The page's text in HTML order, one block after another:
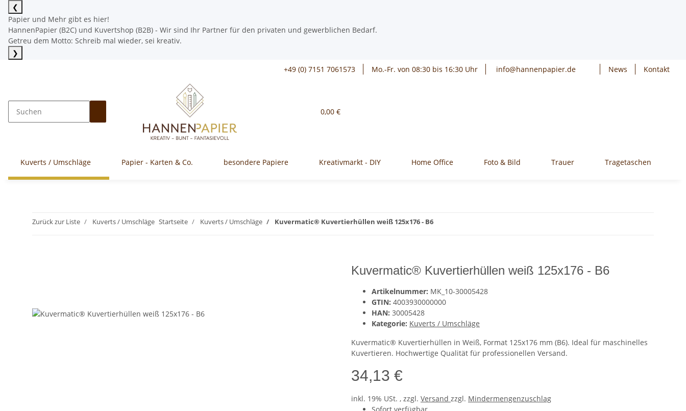
❮
Papier und Mehr gibt es hier!
HannenPapier (B2C) und Kuvertshop (B2B) - Wir sind Ihr Partner für den privaten und gewerblichen Bedarf.
Getreu dem Motto: Schreib mal wieder, sei kreativ.
❯
News
Kontakt
+49 (0) 7151 7061573 Mo.-Fr. von 08:30 bis 16:30 Uhr info@hannenpapier.de
0,00 €
Kuverts / Umschläge Papier - Karten & Co. besondere Papiere Kreativmarkt - DIY Home Office Foto & Bild Trauer Tragetaschen
Zurück zur Liste Kuverts / Umschläge Startseite Kuverts / Umschläge Kuvermatic® Kuvertierhüllen weiß 125x176 - B6
Kuvermatic® Kuvertierhüllen weiß 125x176 - B6
Artikelnummer: MK_10-30005428
GTIN: 4003930000000
HAN: 30005428
Kategorie: Kuverts / Umschläge
Kuvermatic® Kuvertierhüllen in Weiß, Format 125x176 mm (B6). Ideal für maschinelles
Kuvertieren. Hochwertige Qualität für professionellen Versand.
34,13 €
inkl. 19% USt. , zzgl. Versand zzgl. Mindermengenzuschlag